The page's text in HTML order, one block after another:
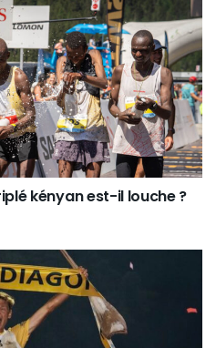
kényan est-il louche ?